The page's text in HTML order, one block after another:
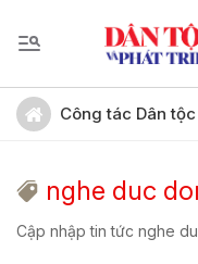
Công tác Dân tộc
nghe duc
Cập nhập tin tức nghe